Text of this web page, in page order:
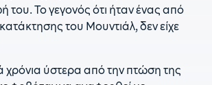
του. Το γεγονός ότι ήταν ένας από
του Μουντιάλ, δεν είχε
χρόνια ύστερα από την πτώση της